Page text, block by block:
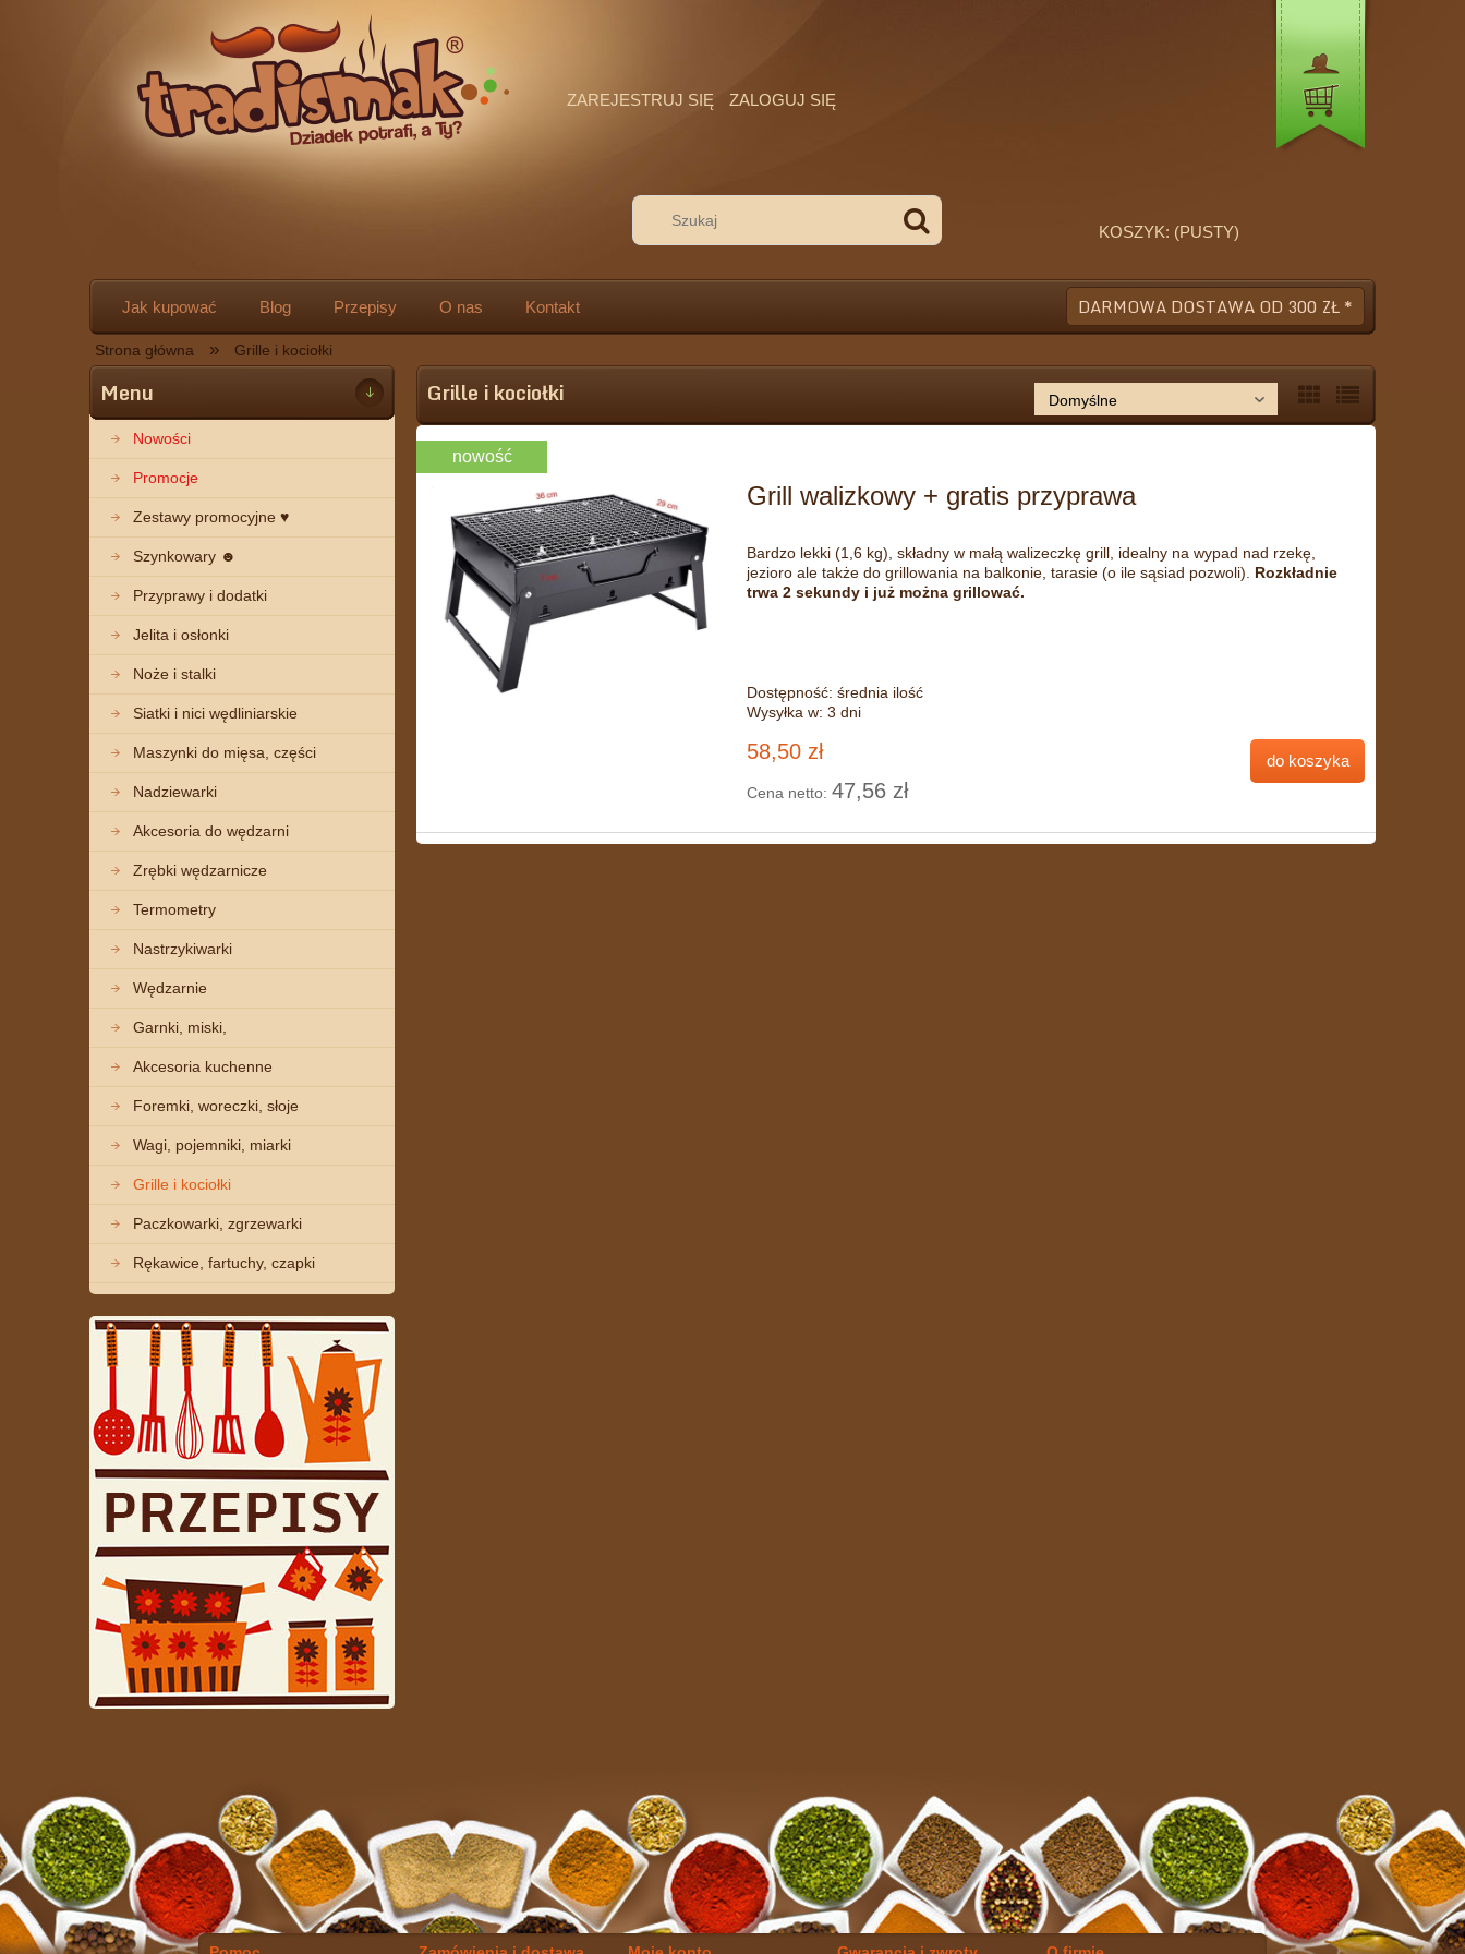
ZAREJESTRUJ SIĘ ZALOGUJ SIĘ
KOSZYK: (PUSTY)
Jak kupować Blog Przepisy O nas Kontakt DARMOWA DOSTAWA OD 300 ZŁ *
Strona główna » Grille i kociołki
Menu
Nowości
Promocje
Zestawy promocyjne ♥
Szynkowary ☻
Przyprawy i dodatki
Jelita i osłonki
Noże i stalki
Siatki i nici wędliniarskie
Maszynki do mięsa, części
Nadziewarki
Akcesoria do wędzarni
Zrębki wędzarnicze
Termometry
Nastrzykiwarki
Wędzarnie
Garnki, miski,
Akcesoria kuchenne
Foremki, woreczki, słoje
Wagi, pojemniki, miarki
Grille i kociołki
Paczkowarki, zgrzewarki
Rękawice, fartuchy, czapki
Grille i kociołki
Grill walizkowy + gratis przyprawa
Bardzo lekki (1,6 kg), składny w małą walizeczkę grill, idealny na wypad nad rzekę,
jezioro ale także do grillowania na balkonie, tarasie (o ile sąsiad pozwoli). Rozkładnie
trwa 2 sekundy i już można grillować.
Dostępność: średnia ilość
Wysyłka w: 3 dni
58,50 zł
Cena netto: 47,56 zł
do koszyka
nowość